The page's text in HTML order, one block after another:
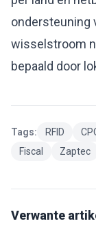
ondersteuning
wisselstroom
bepaald door
Tags: RFID
Fiscal
Zaptec
Verwante